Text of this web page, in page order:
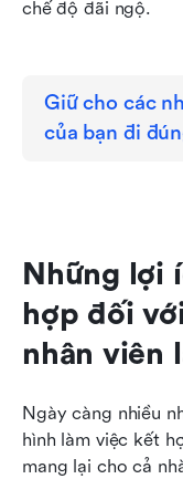
chế độ đãi ngộ.
Giữ cho các
của bạn đi
Những lợi
hợp đối
nhân viên
Ngày càng nhiều
hình làm việc kết
mang lại cho cả